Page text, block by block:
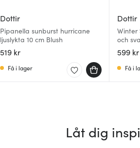
Dottir
Pipanella sunburst hurricane
ljuslykta 10 cm Blush
519 kr
Få i lager
Dottir
Winter
och
599 kr
Få i
Låt dig